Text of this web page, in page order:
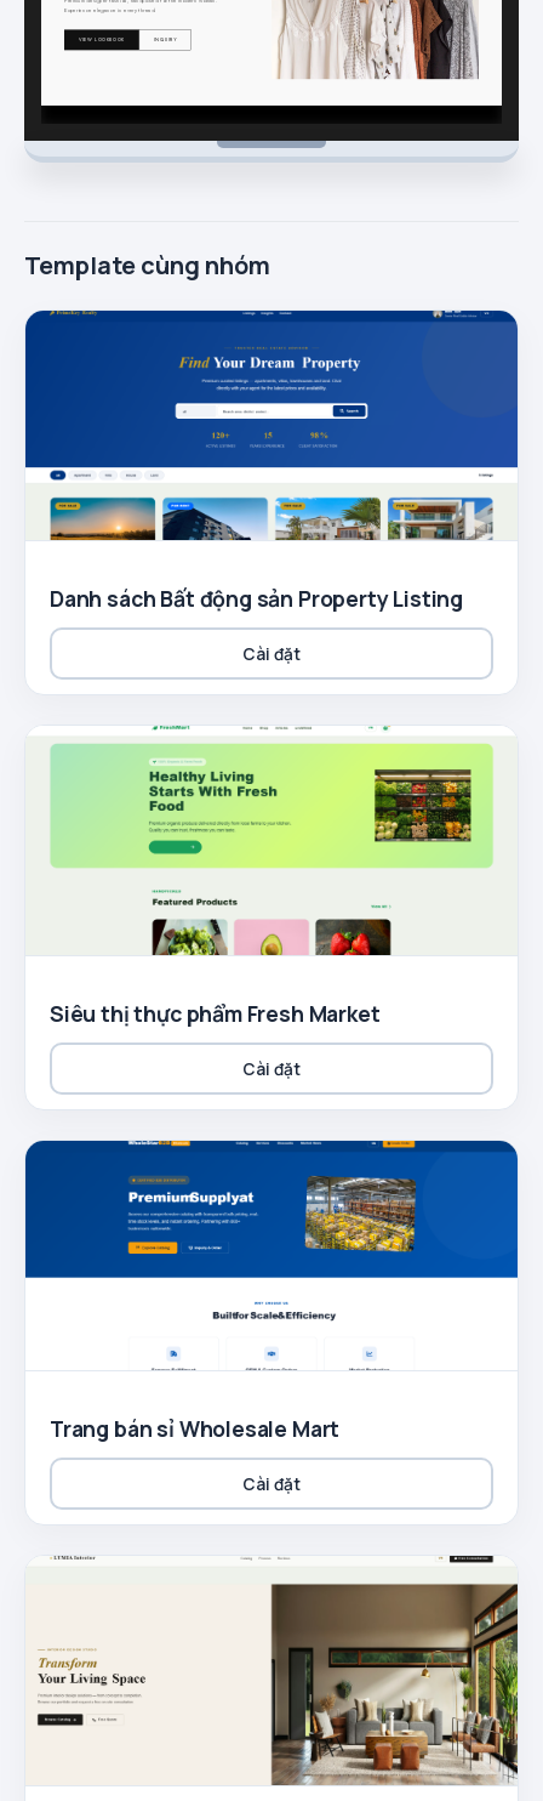
Template cùng nhóm
Danh sách Bất động sản Property Listing
Cài đặt
Siêu thị thực phẩm Fresh Market
Cài đặt
Trang bán sỉ Wholesale Mart
Cài đặt